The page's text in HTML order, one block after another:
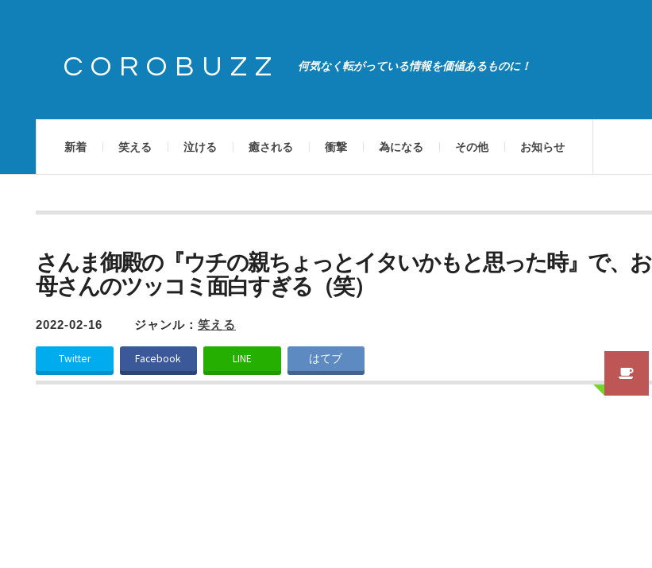
COROBUZZ 何気なく転がっている情報を価値あるものに！
新着 笑える 泣ける 癒される 衝撃 為になる その他 お知らせ
さんま御殿の『ウチの親ちょっとイタいかもと思った時』で、お
母さんのツッコミ面白すぎる（笑）
2022-02-16 ジャンル： 笑える
Twitter Facebook LINE はてブ